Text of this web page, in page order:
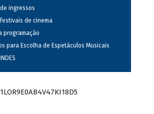
ingressos
festivais de cinema
programação
para Escolha de Espetáculos Musicais